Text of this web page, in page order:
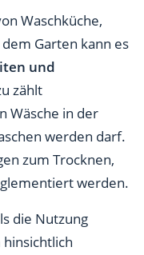
Waschküche,
Garten kann es
und
zählt
Wäsche in der
werden darf.
zum Trocknen,
werden.
die Nutzung